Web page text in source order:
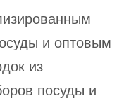
и оптовым
из
посуды и